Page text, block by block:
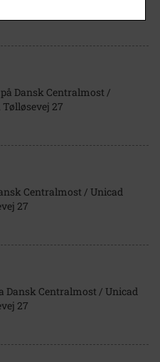
Dansk Centralmost /
27
Centralmost / Unicad
27
Dansk Centralmost / Unicad
27